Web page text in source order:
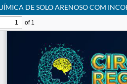
DE SOLO ARENOSO COM